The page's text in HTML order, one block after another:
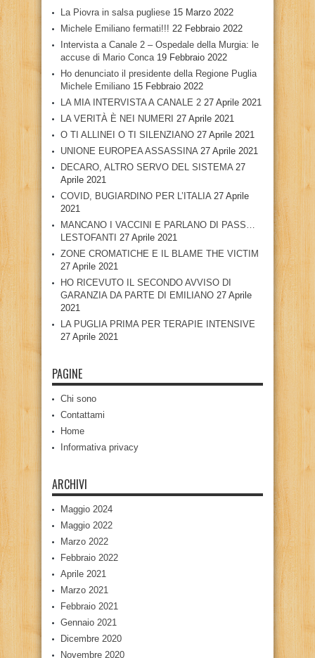
La Piovra in salsa pugliese 15 Marzo 2022
Michele Emiliano fermati!!! 22 Febbraio 2022
Intervista a Canale 2 – Ospedale della Murgia: le
accuse di Mario Conca 19 Febbraio 2022
Ho denunciato il presidente della Regione Puglia
Michele Emiliano 15 Febbraio 2022
LA MIA INTERVISTA A CANALE 2 27 Aprile 2021
LA VERITÀ È NEI NUMERI 27 Aprile 2021
O TI ALLINEI O TI SILENZIANO 27 Aprile 2021
UNIONE EUROPEA ASSASSINA 27 Aprile 2021
DECARO, ALTRO SERVO DEL SISTEMA 27
Aprile 2021
COVID, BUGIARDINO PER L’ITALIA 27 Aprile
2021
MANCANO I VACCINI E PARLANO DI PASS…
LESTOFANTI 27 Aprile 2021
ZONE CROMATICHE E IL BLAME THE VICTIM
27 Aprile 2021
HO RICEVUTO IL SECONDO AVVISO DI
GARANZIA DA PARTE DI EMILIANO 27 Aprile
2021
LA PUGLIA PRIMA PER TERAPIE INTENSIVE
27 Aprile 2021
PAGINE
Chi sono
Contattami
Home
Informativa privacy
ARCHIVI
Maggio 2024
Maggio 2022
Marzo 2022
Febbraio 2022
Aprile 2021
Marzo 2021
Febbraio 2021
Gennaio 2021
Dicembre 2020
Novembre 2020